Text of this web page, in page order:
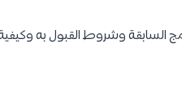
السابقة وشروط القبول به